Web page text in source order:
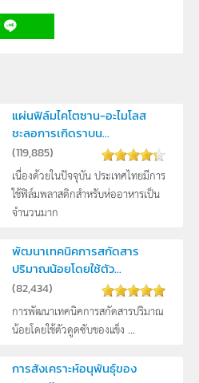
ครู, นักเรียน
แผ่นฟิล์มไคโตซาน-อะไมโลส
ชะลอการเกิดราบน...
(119,885)
เนื่องด้วยในปัจจุบัน ประเทศไทยมีการ
ใช้ฟิล์มพลาสติกสำหรับห่ออาหารเป็น
จำนวนมาก
พัฒนาเทคนิคการสกัดสาร
ปริมาณน้อยโดยใช้ตัว...
(82,434)
การพัฒนาเทคนิคการสกัดสารปริมาณ
น้อยโดยใช้ตัวดูดซับของแข็ง ...
การสังเคราะห์อนุพันธุ์ของ